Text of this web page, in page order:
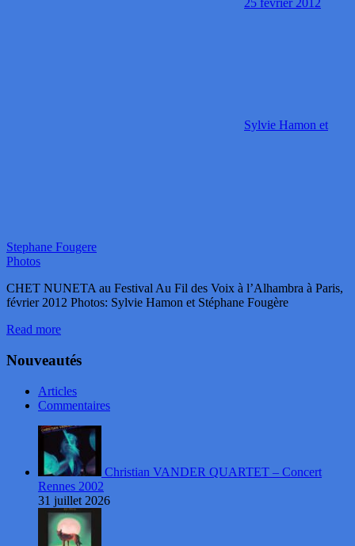
25 février 2012
Sylvie Hamon et
Stephane Fougere
Photos
CHET NUNETA au Festival Au Fil des Voix à l’Alhambra à Paris,
février 2012 Photos: Sylvie Hamon et Stéphane Fougère
Read more
Nouveautés
Articles
Commentaires
Christian VANDER QUARTET – Concert
Rennes 2002
31 juillet 2026